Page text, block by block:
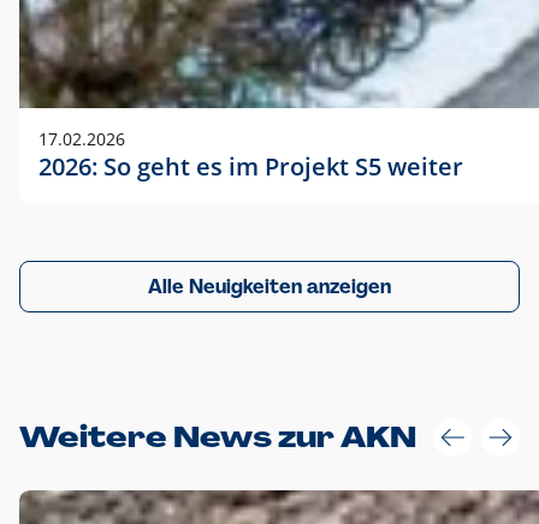
17.02.2026
2026: So geht es im Projekt S5 weiter
Alle Neuigkeiten anzeigen
Weitere News zur AKN